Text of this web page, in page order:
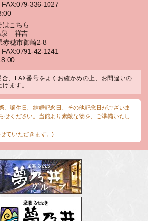
FAX:079-336-1027
はこちら
泉 祥吉
穂市御崎2-8
FAX:0791-42-1241
、FAX番号をよくお確かめの上、お間違いの
ます。
、誕生日、結婚記念日、その他記念日がございま
せください。当館より素敵な物を、ご準備いたし
ていただきます。)